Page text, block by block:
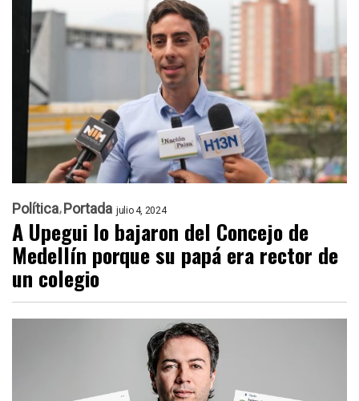
Política Portada julio 4, 2024
A Upegui lo bajaron del Concejo de
Medellín porque su papá era rector de
un colegio